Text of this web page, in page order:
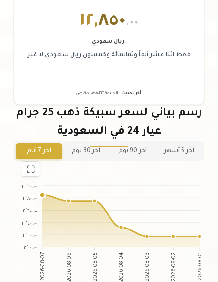
١٢,٨٥٠ .٠٠
ريال سعودي
فقط اثنا عشر ألفاً وثمانمائة وخمسون ريال سعودي لا غير
آخر تحديث : الجمعة ٠٧ /٠٨/٢٠٢٦ - ٠٩:٠٥ ص
رسم بياني لسعر سبيكة ذهب 25 جرام
عيار 24 في السعودية
آخر 6 أشهر آخر 90 يوم آخر 30 يوم آخر 7 أيام
١٣٬٠٠٠٫٠٠
١٢٬٨٠٠٫٠٠
١٢٬٦٠٠٫٠٠
١٢٬٤٠٠٫٠٠
١٢٬٢٠٠٫٠٠
١٢٬٠٠٠٫٠٠
2026-08-07 2026-08-06 2026-08-05 2026-08-04 2026-08-03 2026-08-02 2026-08-01